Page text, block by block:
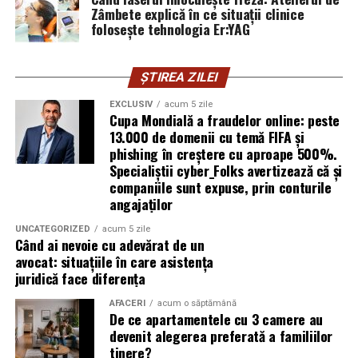
Subiectul a fost semnalat și de FBI, care a inclus în
turneului, de la fraude online și furtul datelor până la
operațiuni de dezinformare.
Avertismentele publice s-au concentrat în principal
asupra fanilor și infrastructurii orașelor gazdă, însă
specialiștii atrag atenția că firmele pot fi afectate
inclusiv atunci când nu au nicio legătură directă cu
industria sportului, turismului sau vânzarea de bilete.
Atacurile sunt mai eficiente în contextul
evenimentelor globale
Campaniile de phishing asociate evenimentelor
importante profită de interesul public ridicat, de
presiunea timpului și de teama utilizatorilor că ar putea
pierde o ofertă sau o oportunitate. Mesajele care anunță
Zâmbete explică în ce situații clinice
folosește tehnologia Er:YAG
ȘTIREA ZILEI
EXCLUSIV acum 5 zile
Cupa Mondială a fraudelor online: peste
13.000 de domenii cu temă FIFA și
phishing în creștere cu aproape 500%.
Specialiștii cyber_Folks avertizează că și
companiile sunt expuse, prin conturile
angajaților
UNCATEGORIZED acum 5 zile
Când ai nevoie cu adevărat de un
avocat: situațiile în care asistența
juridică face diferența
AFACERI acum o săptămână
De ce apartamentele cu 3 camere au
devenit alegerea preferată a familiilor
tinere?